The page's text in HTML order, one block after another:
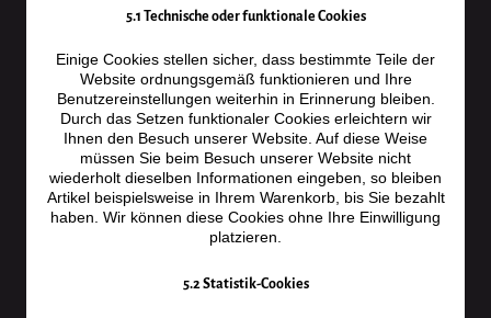
5.1 Technische oder funktionale Cookies
Einige Cookies stellen sicher, dass bestimmte Teile der
Website ordnungsgemäß funktionieren und Ihre
Benutzereinstellungen weiterhin in Erinnerung bleiben.
Durch das Setzen funktionaler Cookies erleichtern wir
Ihnen den Besuch unserer Website. Auf diese Weise
müssen Sie beim Besuch unserer Website nicht
wiederholt dieselben Informationen eingeben, so bleiben
Artikel beispielsweise in Ihrem Warenkorb, bis Sie bezahlt
haben. Wir können diese Cookies ohne Ihre Einwilligung
platzieren.
5.2 Statistik-Cookies